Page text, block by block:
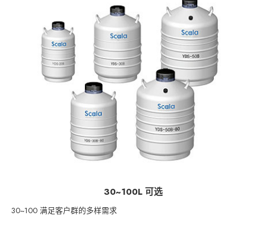
30~100L 可选
30~100 满足客户群的多样需求